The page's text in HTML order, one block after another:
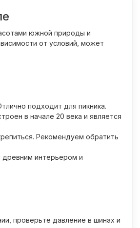
южной природы и
от условий, может
подходит для пикника.
в начале 20 века и является
Рекомендуем обратить
древним интерьером и
проверьте давление в шинах и